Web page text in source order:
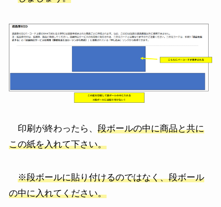
印刷が終わったら、 段ボールの中に商品と共に
この紙を入れて下さい。
※段ボールに貼り付けるのではなく、段ボール
の中に入れてください。